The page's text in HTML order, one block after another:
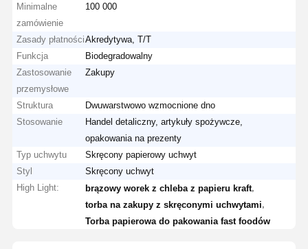
Minimalne
zamówienie
100 000
Zasady płatnościAkredytywa, T/T
Funkcja
Biodegradowalny
Zastosowanie
przemysłowe
Zakupy
Struktura
Dwuwarstwowo wzmocnione dno
Stosowanie
Handel detaliczny, artykuły spożywcze,
opakowania na prezenty
Typ uchwytu
Skręcony papierowy uchwyt
Styl
Skręcony uchwyt
High Light:
brązowy worek z chleba z papieru kraft
torba na zakupy z skręconymi uchwytami
Torba papierowa do pakowania fast foodów